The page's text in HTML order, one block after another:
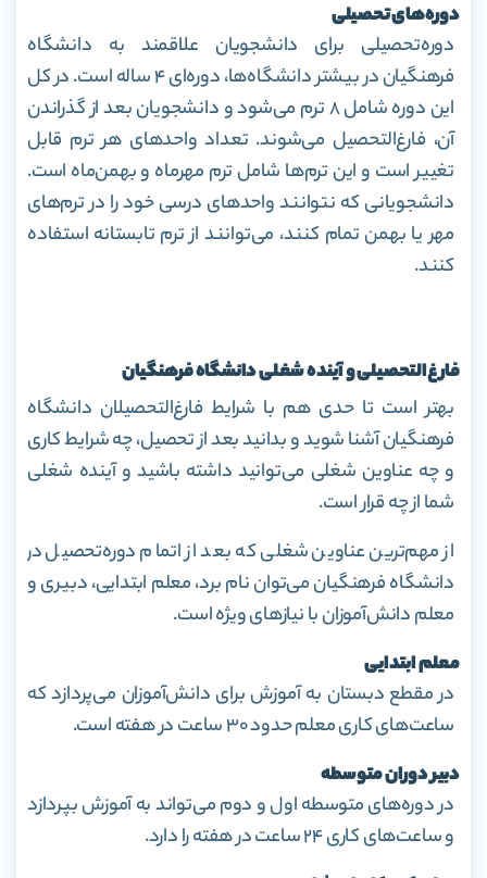
دورههای تحصیلی
دوره‌تحصیلی برای دانشجویان علاقمند به دانشگاه
فرهنگیان در بیشتر دانشگاه‌ها، دوره‌ای ۴ ساله است. در کل
این دوره شامل ۸ ترم می‌شود و دانشجویان بعد از گذراندن
آن، فارغ‌التحصیل می‌شوند. تعداد واحد‌های هر ترم قابل
تغییر است و این ترم‌ها شامل ترم مهرماه و بهمن‌ماه است.
دانشجویانی که نتوانند واحد‌های درسی خود را در ترم‌های
مهر یا بهمن تمام کنند، می‌توانند از ترم تابستانه استفاده
کنند.
فارغالتحصیلی و آینده شغلی دانشگاه فرهنگیان
بهتر است تا حدی هم با شرایط فارغ‌التحصیلان دانشگاه
فرهنگیان آشنا شوید و بدانید بعد از تحصیل، چه شرایط کاری
و چه عناوین شغلی می‌توانید داشته باشید و آینده شغلی
شما از چه قرار است.
از مهم‌ترین عناوین شغلی که بعد از اتمام دوره‌تحصیل در
دانشگاه فرهنگیان می‌توان نام برد، معلم ابتدایی، دبیری و
معلم دانش‌آموزان با نیاز‌های ویژه است.
معلم ابتدایی
در مقطع دبستان به آموزش برای دانش‌آموزان می‌پردازد که
ساعت‌های کاری معلم حدود ۳۰ ساعت در هفته است.
دبیر دوران متوسطه
در دوره‌های متوسطه اول و دوم می‌تواند به آموزش بپردازد
و ساعت‌های کاری ۲۴ ساعت در هفته را دارد.